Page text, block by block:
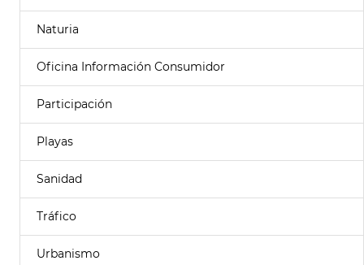
Naturia
Oficina Información Consumidor
Participación
Playas
Sanidad
Tráfico
Urbanismo